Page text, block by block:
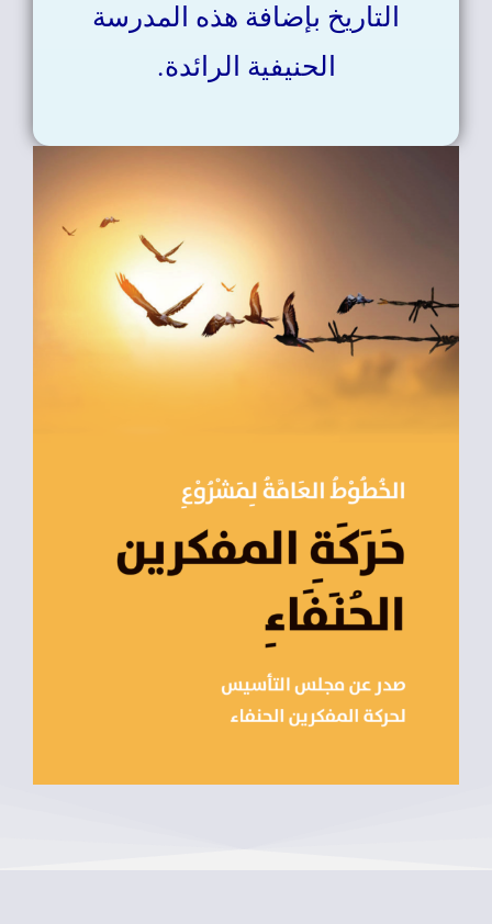
التاريخ بإضافة هذه المدرسة
الحنيفية الرائدة.